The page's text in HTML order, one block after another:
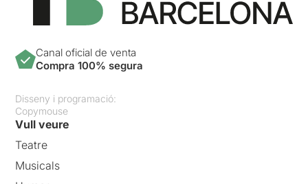
Canal oficial de venta
Compra 100% segura
Disseny i programació:
Copymouse
Vull veure
Teatre
Musicals